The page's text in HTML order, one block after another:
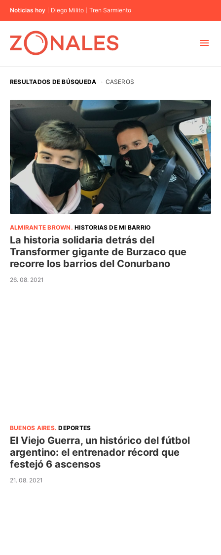
Noticias hoy Diego Milito Tren Sarmiento
CABA
BUENOS AIRES
PROVINCIAS
ELECCIONES 2023
RESULTADOS DE BÚSQUEDA · CASEROS
ALMIRANTE BROWN .HISTORIAS DE MI BARRIO
La historia solidaria detrás del
Transformer gigante de Burzaco que
recorre los barrios del Conurbano
26. 08. 2021
BUENOS AIRES.DEPORTES
El Viejo Guerra, un histórico del fútbol
argentino: el entrenador récord que
festejó 6 ascensos
21. 08. 2021